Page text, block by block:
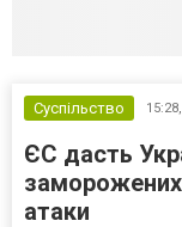
Суспільство 15:28,
ЄС дасть
заморожених
атаки